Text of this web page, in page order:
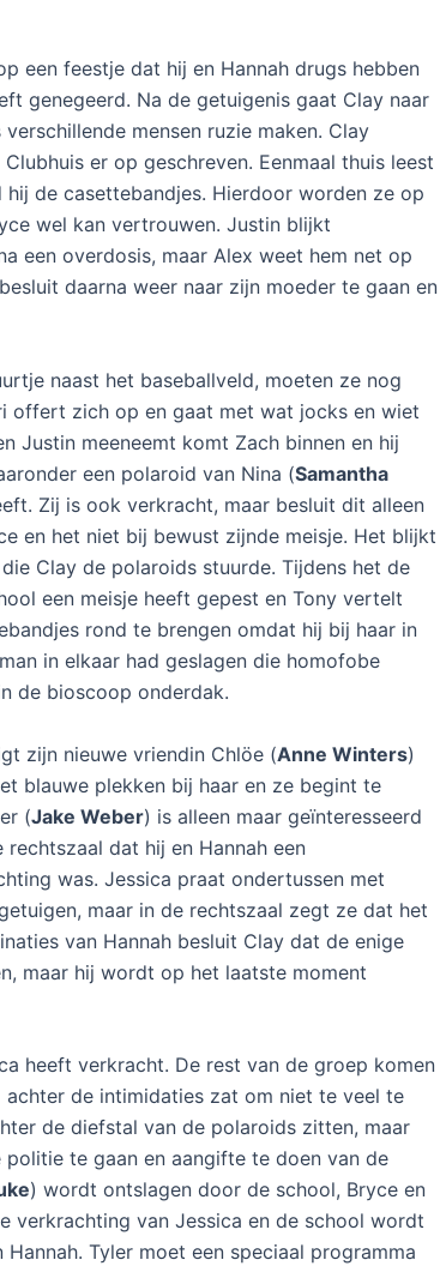
een feestje dat hij en Hannah drugs hebben
genegeerd. Na de getuigenis gaat Clay naar
mensen ruzie maken. Clay
er op geschreven. Eenmaal thuis leest
de casettebandjes. Hierdoor worden ze op
wel kan vertrouwen. Justin blijkt
een overdosis, maar Alex weet hem net op
daarna weer naar zijn moeder te gaan en
naast het baseballveld, moeten ze nog
offert zich op en gaat met wat jocks en wiet
Justin meeneemt komt Zach binnen en hij
een polaroid van Nina (Samantha
Zij is ook verkracht, maar besluit dit alleen
en het niet bij bewust zijnde meisje. Het blijkt
Clay de polaroids stuurde. Tijdens het de
een meisje heeft gepest en Tony vertelt
rond te brengen omdat hij bij haar in
in elkaar had geslagen die homofobe
de bioscoop onderdak.
zijn nieuwe vriendin Chlöe (Anne Winters)
blauwe plekken bij haar en ze begint te
(Jake Weber) is alleen maar geïnteresseerd
dat hij en Hannah een
was. Jessica praat ondertussen met
maar in de rechtszaal zegt ze dat het
van Hannah besluit Clay dat de enige
maar hij wordt op het laatste moment
heeft verkracht. De rest van de groep komen
achter de intimidaties zat om niet te veel te
de diefstal van de polaroids zitten, maar
te gaan en aangifte te doen van de
) wordt ontslagen door de school, Bryce en
verkrachting van Jessica en de school wordt
Tyler moet een speciaal programma